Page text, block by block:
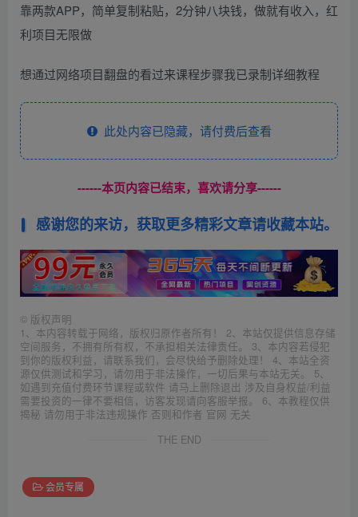
靠两款APP，简单复制粘贴，2分钟八块钱，做就有收入，红
利项目无限做
想通过网络项目翻盘的看过来课程步骤我已录制详细教程
此处内容已隐藏，请付费后查看
------本页内容已结束，喜欢请分享------
感谢您的来访，获取更多精彩文章请收藏本站。
© 版权声明
1、本内容转载于网络，版权归原作者所有！ 2、本站仅提供信息存储
空间服务，不拥有所有权，不承担相关法律责任。 3、本内容若侵犯
到你的版权利益，请联系我们，会尽快给予删除处理！ 4、本站全资
源仅供测试和学习，请勿用于非法操作，一切后果与本站无关。 5、
如遇到充值付费环节课程或软件 请马上删除退出 涉及自身权益/利益
需要投资的一律不要相信，访客发现请向客服举报。 6、本教程仅供
揭秘 请勿用于非法违规操作 否则和作者 官网 无关
THE END
会员专属